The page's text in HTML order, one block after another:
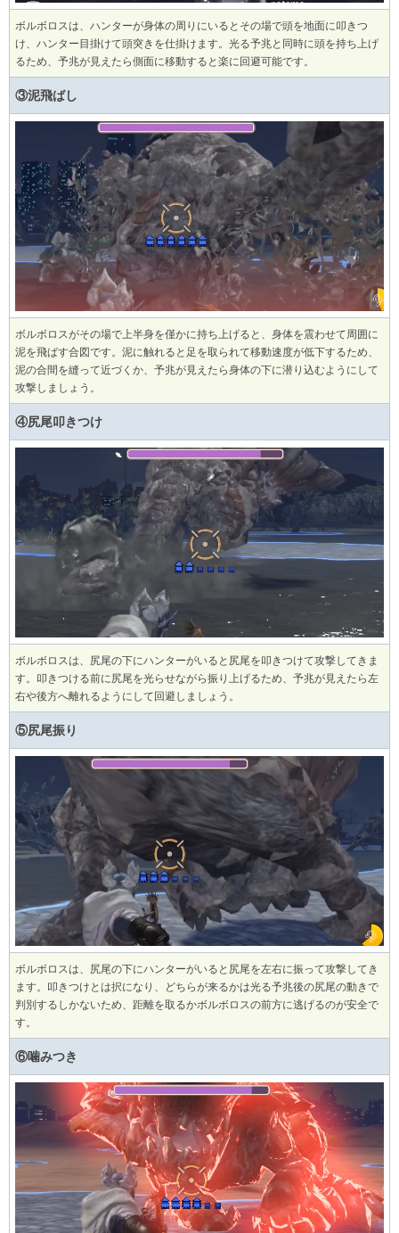
ボルボロスは、ハンターが身体の周りにいるとその場で頭を地面に叩きつ
け、ハンター目掛けて頭突きを仕掛けます。光る予兆と同時に頭を持ち上げ
るため、予兆が見えたら側面に移動すると楽に回避可能です。
③泥飛ばし
ボルボロスがその場で上半身を僅かに持ち上げると、身体を震わせて周囲に
泥を飛ばす合図です。泥に触れると足を取られて移動速度が低下するため、
泥の合間を縫って近づくか、予兆が見えたら身体の下に潜り込むようにして
攻撃しましょう。
④尻尾叩きつけ
ボルボロスは、尻尾の下にハンターがいると尻尾を叩きつけて攻撃してきま
す。叩きつける前に尻尾を光らせながら振り上げるため、予兆が見えたら左
右や後方へ離れるようにして回避しましょう。
⑤尻尾振り
ボルボロスは、尻尾の下にハンターがいると尻尾を左右に振って攻撃してき
ます。叩きつけとは択になり、どちらが来るかは光る予兆後の尻尾の動きで
判別するしかないため、距離を取るかボルボロスの前方に逃げるのが安全で
す。
⑥噛みつき